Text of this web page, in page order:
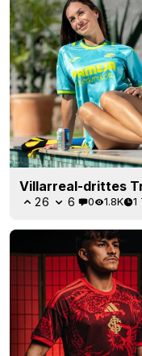
Villarreal-drittes
26 6 0 1.8K 1